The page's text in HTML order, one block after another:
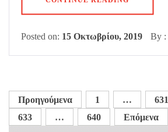
Posted on: 15 Οκτωβρίου, 2019 By :
Σελιδοποίηση
άρθρων
Προηγούμενα 1 … 631
633
… 640 Επόμενα